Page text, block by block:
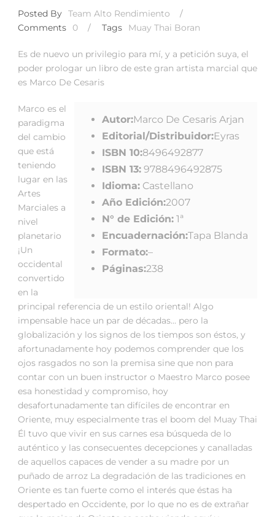
Posted By Team Alto Rendimiento
/
Comments
0 / Tags Muay Thai Boran
Es de nuevo un privilegio para mí, y a petición suya, el
poder prologar un libro de este gran artista marcial que
es Marco De Cesaris
Autor:Marco De Cesaris Arjan
Editorial/Distribuidor:Eyras
ISBN 10:8496492877
ISBN 13: 9788496492875
Idioma: Castellano
Año Edición:2007
N° de Edición: 1ª
Encuadernación:Tapa Blanda
Formato:–
Páginas:238
Marco es el
paradigma
del cambio
que está
teniendo
lugar en las
Artes
Marciales a
nivel
planetario
¡Un
occidental
convertido
en la
principal referencia de un estilo oriental! Algo
impensable hace un par de décadas… pero la
globalización y los signos de los tiempos son éstos, y
afortunadamente hoy podemos comprender que los
ojos rasgados no son la premisa sine que non para
contar con un buen instructor o Maestro Marco posee
esa honestidad y compromiso, hoy
desafortunadamente tan difíciles de encontrar en
Oriente, muy especialmente tras el boom del Muay Thai
Él tuvo que vivir en sus carnes esa búsqueda de lo
auténtico y las consecuentes decepciones y canalladas
de aquellos capaces de vender a su madre por un
puñado de arroz La degradación de las tradiciones en
Oriente es tan fuerte como el interés que éstas ha
despertado en Occidente, por lo que no es de extrañar